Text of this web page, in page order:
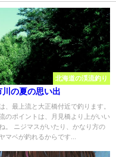
北海道の渓流釣り
川の夏の思い出
、最上流と大正橋付近で釣ります。
のポイントは、月見橋より上がいい
。 ニジマスがいたり、かなり方の
マベが釣れるからです...